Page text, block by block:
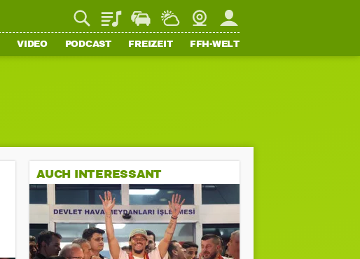
PlaylistStaupilotWetterWebcamMein FFH
VIDEO PODCAST FREIZEIT FFH-WELT
AUCH INTERESSANT